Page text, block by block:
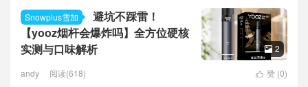
Snowplus雪加
避坑不踩雷！
【yooz烟杆会爆炸吗】全方位硬核
实测与口味解析
 2
 赞 (0)
andy 阅读(618)